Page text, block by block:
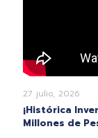
27 julio, 2026
¡Histórica
Millones de